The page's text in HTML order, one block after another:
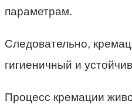
параметрам.
Следовательно,
гигиеничный и
Процесс кремации